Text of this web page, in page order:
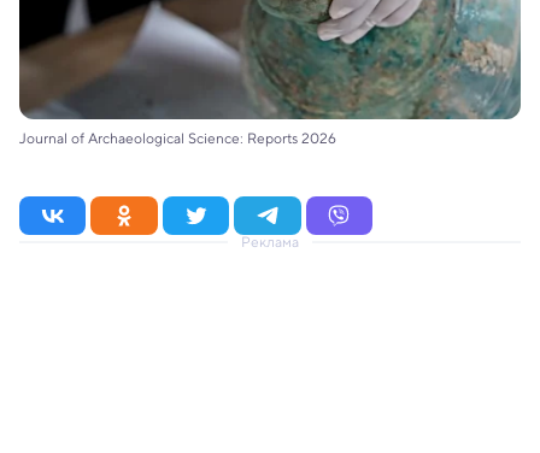
Journal of Archaeological Science: Reports 2026
Реклама